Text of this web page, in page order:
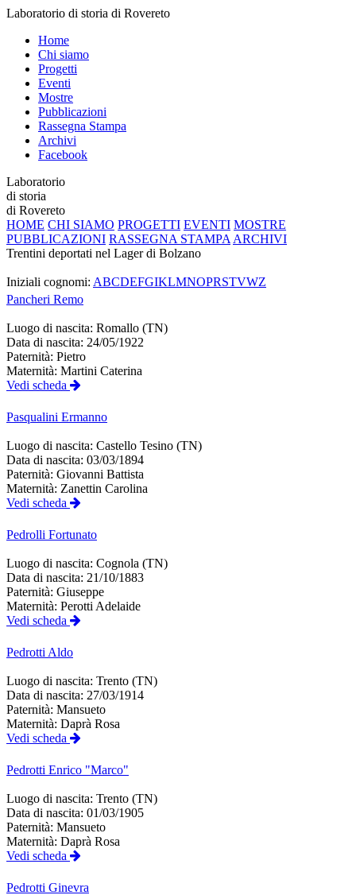
Laboratorio di storia di Rovereto
Home
Chi siamo
Progetti
Eventi
Mostre
Pubblicazioni
Rassegna Stampa
Archivi
Facebook
Laboratorio
di storia
di Rovereto
HOME CHI SIAMO PROGETTI EVENTI MOSTRE
PUBBLICAZIONI RASSEGNA STAMPA ARCHIVI
Trentini deportati nel Lager di Bolzano
Iniziali cognomi: ABCDEFGIKLMNOPRSTVWZ
Pancheri Remo
Luogo di nascita: Romallo (TN)
Data di nascita: 24/05/1922
Paternità: Pietro
Maternità: Martini Caterina
Vedi scheda
Pasqualini Ermanno
Luogo di nascita: Castello Tesino (TN)
Data di nascita: 03/03/1894
Paternità: Giovanni Battista
Maternità: Zanettin Carolina
Vedi scheda
Pedrolli Fortunato
Luogo di nascita: Cognola (TN)
Data di nascita: 21/10/1883
Paternità: Giuseppe
Maternità: Perotti Adelaide
Vedi scheda
Pedrotti Aldo
Luogo di nascita: Trento (TN)
Data di nascita: 27/03/1914
Paternità: Mansueto
Maternità: Daprà Rosa
Vedi scheda
Pedrotti Enrico "Marco"
Luogo di nascita: Trento (TN)
Data di nascita: 01/03/1905
Paternità: Mansueto
Maternità: Daprà Rosa
Vedi scheda
Pedrotti Ginevra